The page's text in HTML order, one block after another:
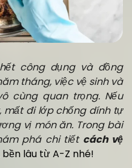
công dụng và đồng
tháng, việc vệ sinh và
cùng quan trọng. Nếu
mất đi lớp chống dính tự
vị món ăn. Trong bài
phá chi tiết cách vệ
lâu từ A-Z nhé!